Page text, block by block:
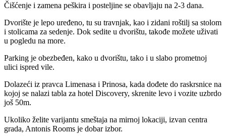
Čišćenje i zamena peškira i posteljine se obavljaju na 2-3 dana.
Dvorište je lepo uređeno, tu su travnjak, kao i zidani roštilj sa stolom
i stolicama za sedenje. Dok sedite u dvorištu, takođe možete uživati
u pogledu na more.
Parking je obezbeđen, kako u dvorištu, tako i u slabo prometnoj
ulici ispred vile.
Dolazeći iz pravca Limenasa i Prinosa, kada dođete do raskrsnice na
kojoj se nalazi tabla za hotel Discovery, skrenite levo i vozite uzbrdo
još 50m.
Ukoliko želite varijantu smeštaja na mirnoj lokaciji, izvan centra
grada, Antonis Rooms je dobar izbor.